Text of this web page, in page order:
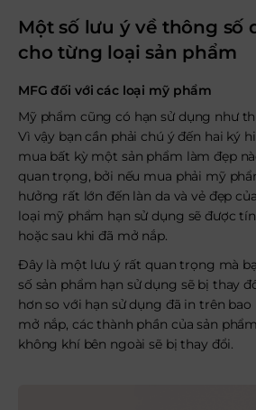
Một số lưu ý về thông số
cho từng loại sản phẩm
MFG đối với các loại mỹ phẩm
Mỹ phẩm cũng có hạn sử dụng như
Vì vậy bạn cần phải chú ý đến hai ký
mua bất kỳ một sản phẩm làm đẹp
quan trọng, bởi nếu mua phải mỹ
hưởng rất lớn đến làn da và vẻ đẹp
loại mỹ phẩm hạn sử dụng sẽ được
hoặc sau khi đã mở nắp.
Đây là một lưu ý rất quan trọng mà
số sản phẩm hạn sử dụng sẽ bị thay
hơn so với hạn sử dụng đã in trên bao
mở nắp, các thành phần của sản
không khí bên ngoài sẽ bị thay đổi.